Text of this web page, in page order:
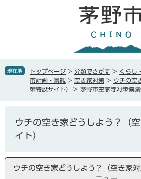
で
ば現在地 トップページ > 分類でさがす > くらし
市計画・景観 > 空き家対策 > ウチの空
策特設サイト）
> 茅野市空家等対策協議
ウチの空き家どうしよう？（
イト）
ウチの空き家どうしよう？（空き家